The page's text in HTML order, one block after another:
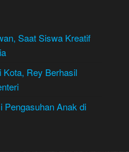
Saat Siswa Kreatif
Kota, Rey Berhasil
Pengasuhan Anak di